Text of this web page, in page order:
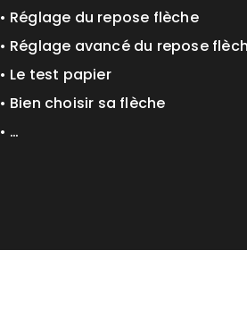
• Réglage du repose flèche
• Réglage avancé du repose
• Le test papier
• Bien choisir sa flèche
• …